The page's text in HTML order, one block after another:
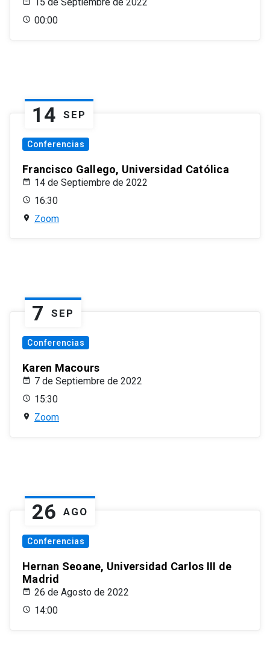
00:00
14 SEP
Conferencias
Francisco Gallego, Universidad Católica
14 de Septiembre de 2022
16:30
Zoom
7 SEP
Conferencias
Karen Macours
7 de Septiembre de 2022
15:30
Zoom
26 AGO
Conferencias
Hernan Seoane, Universidad Carlos III de
Madrid
26 de Agosto de 2022
14:00